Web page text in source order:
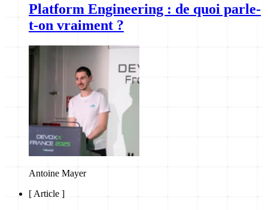
Platform Engineering : de quoi parle-
t-on vraiment ?
Antoine Mayer
[ Article ]